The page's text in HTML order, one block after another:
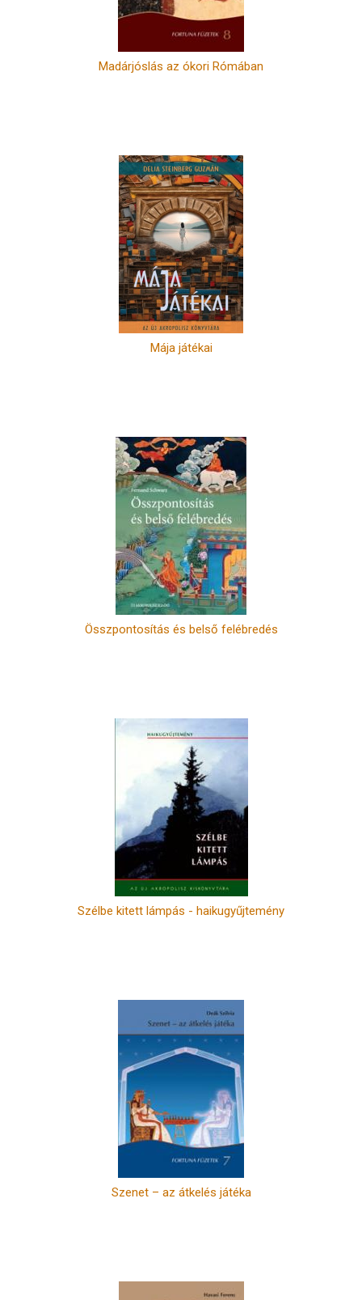
Madárjóslás az ókori Rómában
Mája játékai
Összpontosítás és belső felébredés
Szélbe kitett lámpás - haikugyűjtemény
Szenet – az átkelés játéka